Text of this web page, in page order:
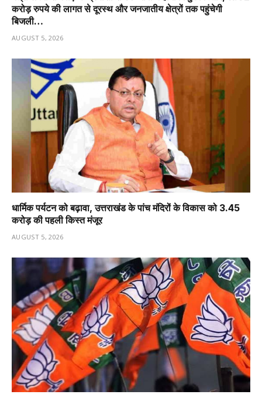
करोड़ रुपये की लागत से दूरस्थ और जनजातीय क्षेत्रों तक पहुंचेगी
बिजली…
AUGUST 5, 2026
धार्मिक पर्यटन को बढ़ावा, उत्तराखंड के पांच मंदिरों के विकास को 3.45
करोड़ की पहली किस्त मंजूर
AUGUST 5, 2026